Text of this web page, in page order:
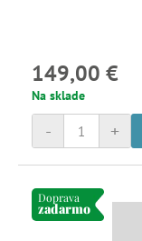
149,00 €
Na sklade
+
-
Doprava
zadarmo